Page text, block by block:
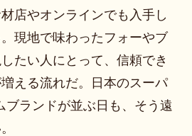
店やオンラインでも入手し
現地で味わったフォーやブ
たい人にとって、信頼でき
える流れだ。日本のスーパ
ブランドが並ぶ日も、そう遠